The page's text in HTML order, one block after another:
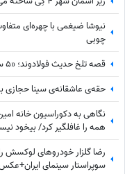
نیوشا ضیغمی با چهره‌ای
چوبی
قصه تلخ حدیث فولادوند؛ «5 سالم بود که پدرم جلوی چشمانم از دست رفت» 💔
حقه‌ی عاشقانه‌ی سینا
نگاهی به دکوراسیون خانه
همه را غافلگیر کرد/ بیخود
رضا گلزار خودروهای لوکسش
سوپراستار سینمای